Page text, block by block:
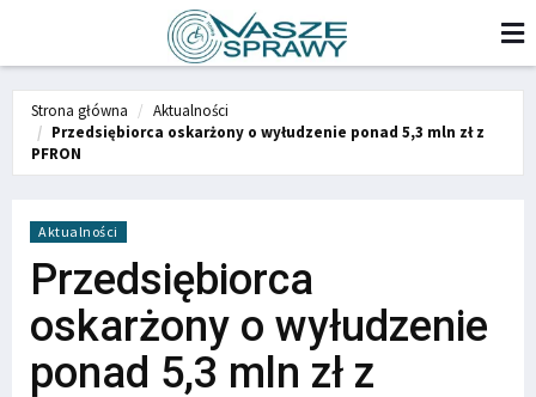
Strona główna
Aktualności
Przedsiębiorca oskarżony o wyłudzenie ponad 5,3 mln zł z
PFRON
Aktualności
Przedsiębiorca
oskarżony o wyłudzenie
ponad 5,3 mln zł z